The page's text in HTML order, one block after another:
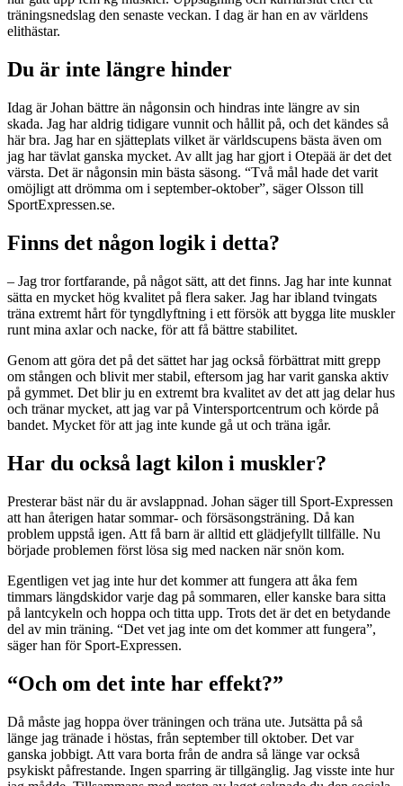
träningsnedslag den senaste veckan. I dag är han en av världens
elithästar.
Du är inte längre hinder
Idag är Johan bättre än någonsin och hindras inte längre av sin
skada. Jag har aldrig tidigare vunnit och hållit på, och det kändes så
här bra. Jag har en sjätteplats vilket är världscupens bästa även om
jag har tävlat ganska mycket. Av allt jag har gjort i Otepää är det det
värsta. Det är någonsin min bästa säsong. “Två mål hade det varit
omöjligt att drömma om i september-oktober”, säger Olsson till
SportExpressen.se.
Finns det någon logik i detta?
– Jag tror fortfarande, på något sätt, att det finns. Jag har inte kunnat
sätta en mycket hög kvalitet på flera saker. Jag har ibland tvingats
träna extremt hårt för tyngdlyftning i ett försök att bygga lite muskler
runt mina axlar och nacke, för att få bättre stabilitet.
Genom att göra det på det sättet har jag också förbättrat mitt grepp
om stången och blivit mer stabil, eftersom jag har varit ganska aktiv
på gymmet. Det blir ju en extremt bra kvalitet av det att jag delar hus
och tränar mycket, att jag var på Vintersportcentrum och körde på
bandet. Mycket för att jag inte kunde gå ut och träna igår.
Har du också lagt kilon i muskler?
Presterar bäst när du är avslappnad. Johan säger till Sport-Expressen
att han återigen hatar sommar- och försäsongsträning. Då kan
problem uppstå igen. Att få barn är alltid ett glädjefyllt tillfälle. Nu
började problemen först lösa sig med nacken när snön kom.
Egentligen vet jag inte hur det kommer att fungera att åka fem
timmars längdskidor varje dag på sommaren, eller kanske bara sitta
på lantcykeln och hoppa och titta upp. Trots det är det en betydande
del av min träning. “Det vet jag inte om det kommer att fungera”,
säger han för Sport-Expressen.
“Och om det inte har effekt?”
Då måste jag hoppa över träningen och träna ute. Jutsätta på så
länge jag tränade i höstas, från september till oktober. Det var
ganska jobbigt. Att vara borta från de andra så länge var också
psykiskt påfrestande. Ingen sparring är tillgänglig. Jag visste inte hur